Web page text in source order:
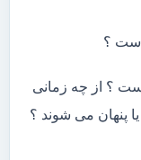
است ؟
؟ از چه زمانی
یا پنهان می شوند ؟